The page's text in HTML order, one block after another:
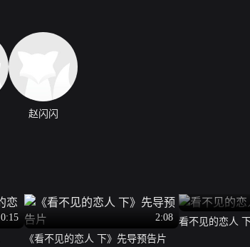
赵闪闪
0:15
2:08
《看不见的恋人 下》先导预告片
看不见的恋人